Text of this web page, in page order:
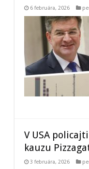
6 februára, 2026
V USA
kauzu
3 februára, 2026